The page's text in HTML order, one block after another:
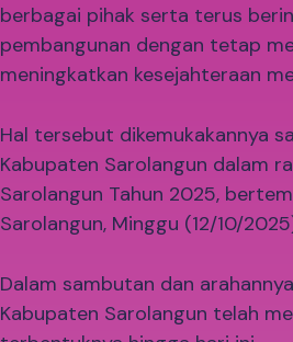
berbagai pihak serta terus
pembangunan dengan tetap
meningkatkan kesejahteraan
Hal tersebut dikemukakannya
Kabupaten Sarolangun dalam
Sarolangun Tahun 2025,
Sarolangun, Minggu (12/10/
Dalam sambutan dan
Kabupaten Sarolangun telah